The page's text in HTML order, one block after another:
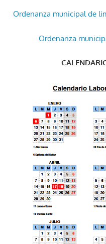
Ordenanza municipal de
Ordenanza